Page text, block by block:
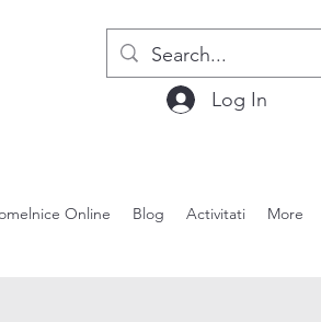
Log In
Online Blog Activitati More